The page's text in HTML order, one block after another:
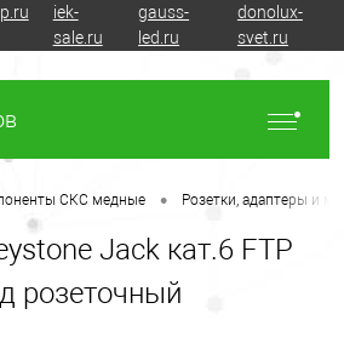
iek-
sale.ru
gauss-
led.ru
donolux-
svet.ru
СКС медные • Розетки, адаптеры и
Jack кат.6 FTP
розеточный